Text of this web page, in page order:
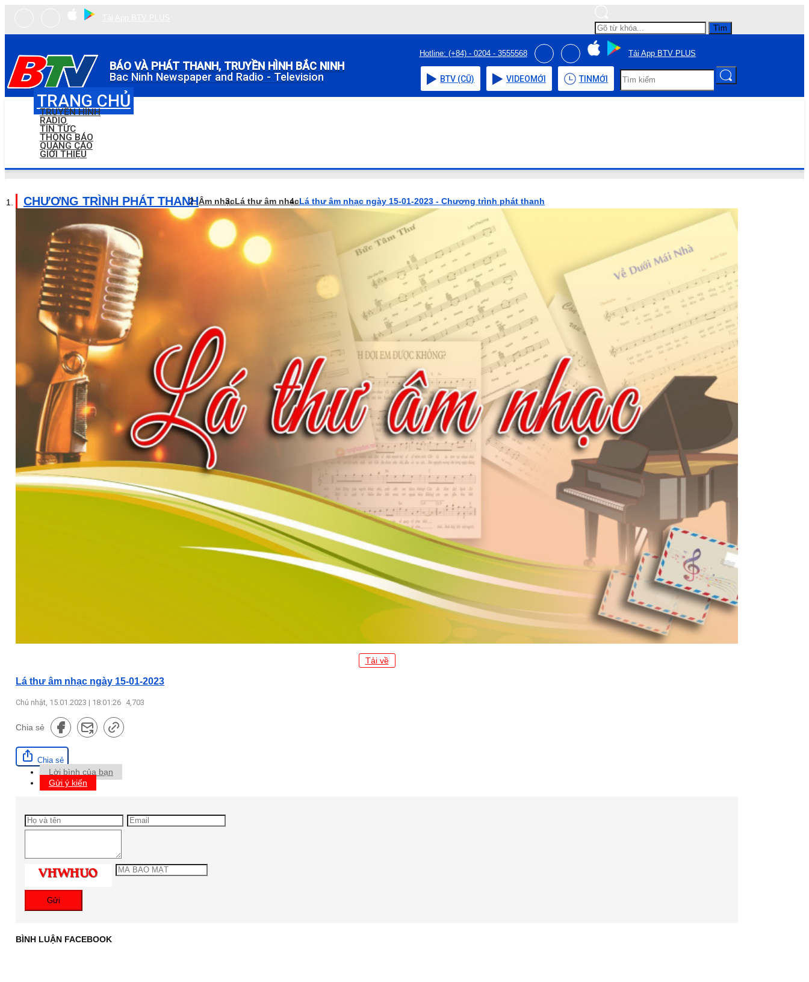
Tìm
BÁO VÀ PHÁT THANH, TRUYỀN HÌNH BẮC NINH
Bac Ninh Newspaper and Radio - Television
Hotline: (+84) - 0204 - 3555568 Tải App BTV PLUS
BTV (CŨ) VIDEOMỚI TIN MỚI
TRANG CHỦ
TRUYỀN HÌNH
RADIO
TIN TỨC
THÔNG BÁO
QUẢNG CÁO
GIỚI THIỆU
CHƯƠNG TRÌNH PHÁT THANHÂm nhạcLá thư âm nhạcLá thư âm nhạc ngày 15-01-2023 - Chương trình phát thanh
Tải về
Lá thư âm nhạc ngày 15-01-2023
Chủ nhật, 15.01.2023 | 18:01:26 4,703
Chia sẻ
Chia sẻ
Lời bình của bạn
Gửi ý kiến
Gửi
BÌNH LUẬN FACEBOOK